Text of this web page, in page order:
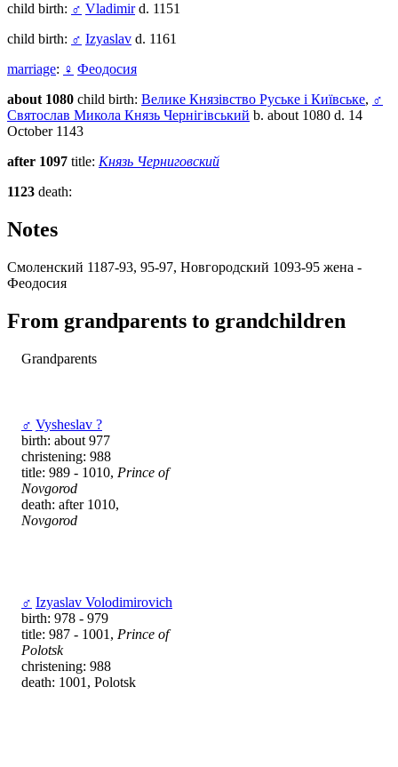
child birth: ♂ Vladimird. 1151
child birth: ♂ Izyaslav d. 1161
marriage: ♀ Феодосия
about 1080 child birth: Велике Князівство Руське і Київське, ♂
Святослав Микола Князь Чернігівський b. about 1080 d. 14
October 1143
after 1097 title: Князь Черниговский
1123 death:
Notes
Смоленский 1187-93, 95-97, Новгородский 1093-95 жена -
Феодосия
From grandparents to grandchildren
Grandparents
♂ Vysheslav ?
birth: about 977
christening: 988
title: 989 - 1010, Prince of
Novgorod
death: after 1010,
Novgorod
♂ Izyaslav Volodimirovich
birth: 978 - 979
title: 987 - 1001, Prince of
Polotsk
christening: 988
death: 1001, Polotsk